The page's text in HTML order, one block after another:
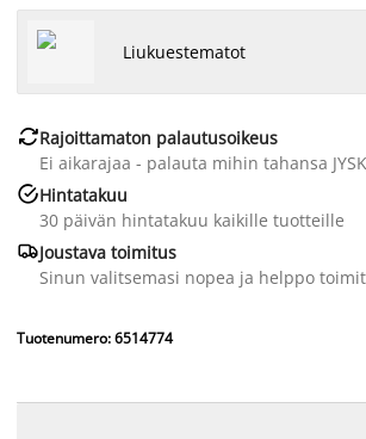
Liukuestematot
Rajoittamaton palautusoikeus
Ei aikarajaa - palauta mihin tahansa
Hintatakuu
30 päivän hintatakuu kaikille tuotteille
Joustava toimitus
Sinun valitsemasi nopea ja helppo
Tuotenumero: 6514774